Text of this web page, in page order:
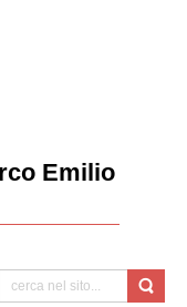
Emilio